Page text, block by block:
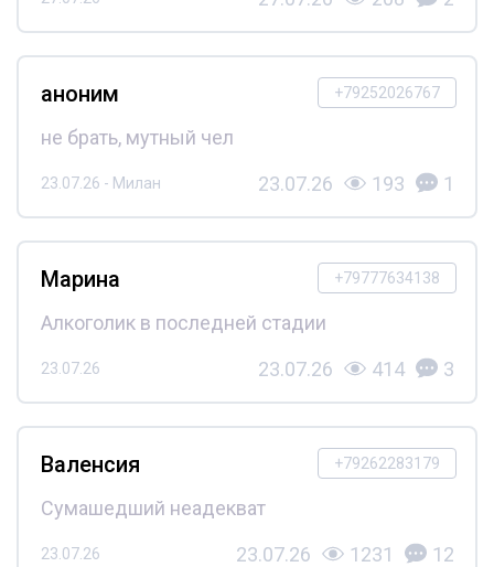
+79252026767
аноним
не брать, мутный чел
23.07.26 - Милан 23.07.26 193 1
+79777634138
Марина
Алкоголик в последней стадии
23.07.26 23.07.26 414 3
+79262283179
Валенсия
Сумашедший неадекват
23.07.26 23.07.26 1231 12